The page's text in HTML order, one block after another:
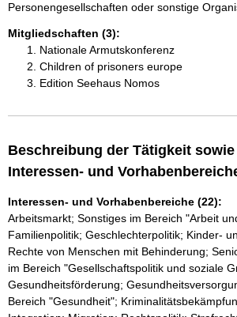
Personengesellschaften oder sonstige
Mitgliedschaften (3):
Nationale Armutskonferenz
Children of prisoners europe
Edition Seehaus Nomos
Beschreibung der Tätigkeit
Interessen- und
Interessen- und Vorhabenbereiche (22):
Arbeitsmarkt; Sonstiges im Bereich "Arbeit
Familienpolitik; Geschlechterpolitik; Kinder-
Rechte von Menschen mit Behinderung;
im Bereich "Gesellschaftspolitik und soziale
Gesundheitsförderung;
Bereich "Gesundheit";